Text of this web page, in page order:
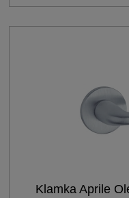
Klamka Aprile